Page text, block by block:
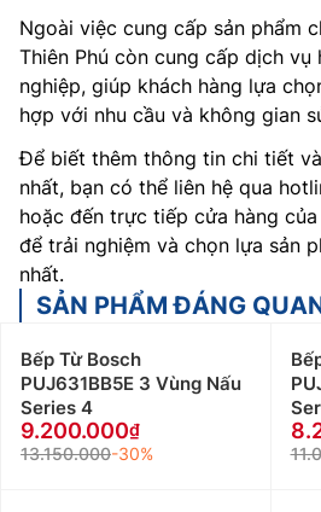
Ngoài việc cung cấp sản phẩm
Thiên Phú còn cung cấp dịch
nghiệp, giúp khách hàng lựa
hợp với nhu cầu và không gian
Để biết thêm thông tin chi tiết
nhất, bạn có thể liên hệ qua
hoặc đến trực tiếp cửa hàng
để trải nghiệm và chọn lựa sản
nhất.
SẢN PHẨM ĐÁNG
Bếp Từ Bosch
PUJ631BB5E 3 Vùng Nấu
Series 4
9.200.000
13.150.000-30%